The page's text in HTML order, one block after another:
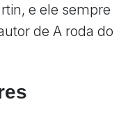
e ele sempre
de A roda do